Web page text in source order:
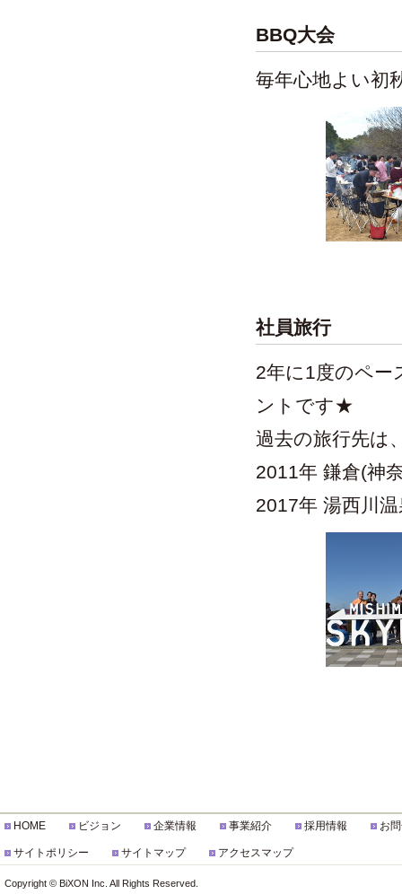
BBQ大会
毎年心地よい初
社員旅行
2年に1度のペー
ントです★
過去の旅行先は
2011年 鎌倉(神
2017年 湯西川
HOME ビジョン 企業情報 事業紹介 採用情報 お
サイトポリシー サイトマップ アクセスマップ
Copyright © BiXON Inc. All Rights Reserved.